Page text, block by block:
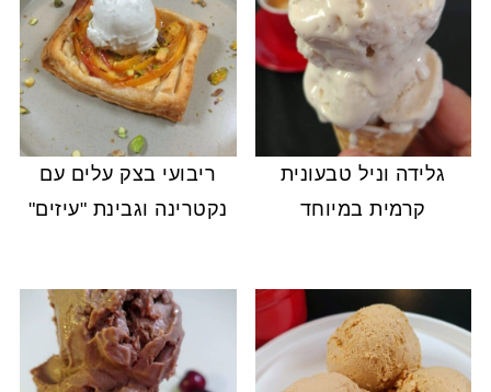
גלידה וניל טבעונית
קרמית במיוחד
ריבועי בצק עלים עם
נקטרינה וגבינת "עיזים"